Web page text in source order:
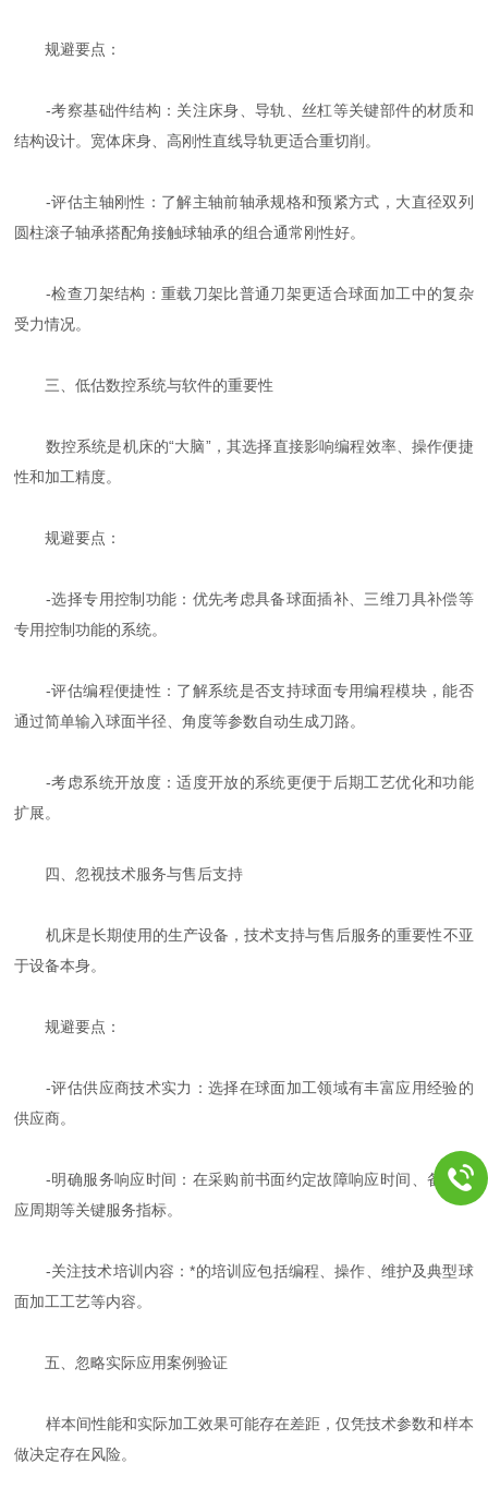
规避要点：
-考察基础件结构：关注床身、导轨、丝杠等关键部件的材质和
结构设计。宽体床身、高刚性直线导轨更适合重切削。
-评估主轴刚性：了解主轴前轴承规格和预紧方式，大直径双列
圆柱滚子轴承搭配角接触球轴承的组合通常刚性好。
-检查刀架结构：重载刀架比普通刀架更适合球面加工中的复杂
受力情况。
三、低估数控系统与软件的重要性
数控系统是机床的“大脑”，其选择直接影响编程效率、操作便捷
性和加工精度。
规避要点：
-选择专用控制功能：优先考虑具备球面插补、三维刀具补偿等
专用控制功能的系统。
-评估编程便捷性：了解系统是否支持球面专用编程模块，能否
通过简单输入球面半径、角度等参数自动生成刀路。
-考虑系统开放度：适度开放的系统更便于后期工艺优化和功能
扩展。
四、忽视技术服务与售后支持
机床是长期使用的生产设备，技术支持与售后服务的重要性不亚
于设备本身。
规避要点：
-评估供应商技术实力：选择在球面加工领域有丰富应用经验的
供应商。
-明确服务响应时间：在采购前书面约定故障响应时间、备件供
应周期等关键服务指标。
-关注技术培训内容：*的培训应包括编程、操作、维护及典型球
面加工工艺等内容。
五、忽略实际应用案例验证
样本间性能和实际加工效果可能存在差距，仅凭技术参数和样本
做决定存在风险。